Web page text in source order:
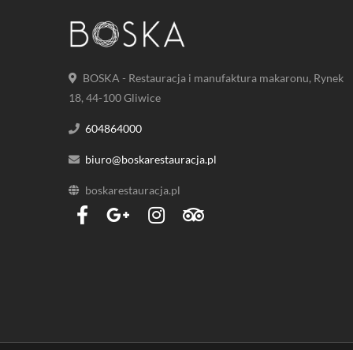
BOSKA - Restauracja i manufaktura makaronu, Rynek
18, 44-100 Gliwice
604864000
biuro@boskarestauracja.pl
boskarestauracja.pl